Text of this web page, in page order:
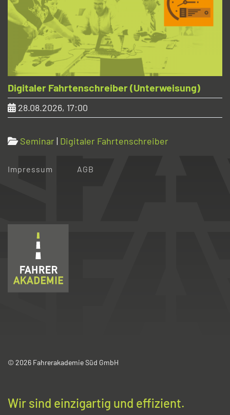
Digitaler Fahrtenschreiber (Unterweisung)
28.08.2026, 17:00
Seminar | Digitaler Fahrtenschreiber
Impressum AGB
© 2026 Fahrerakademie Süd GmbH
Wir sind einzigartig und effizient.